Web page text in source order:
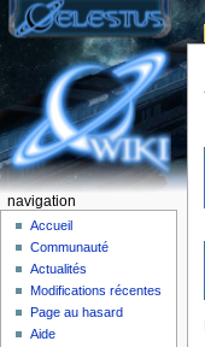
navigation
Accueil
Communauté
Actualités
Modifications récentes
Page au hasard
Aide